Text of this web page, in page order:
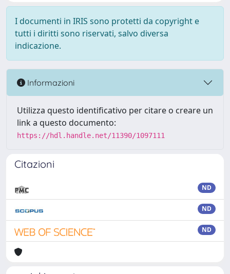
I documenti in IRIS sono protetti da copyright e
tutti i diritti sono riservati, salvo diversa
indicazione.
Informazioni
Utilizza questo identificativo per citare o creare un
link a questo documento:
https://hdl.handle.net/11390/1097111
Citazioni
ND
ND
ND